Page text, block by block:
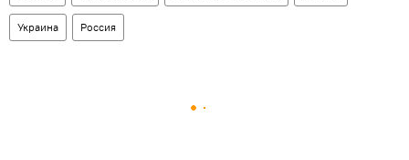
Украина Россия